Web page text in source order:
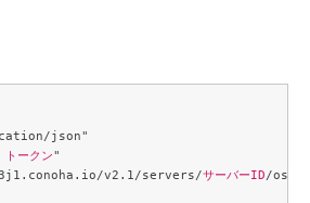
json"
トークン"
v2.1/servers/サーバーID/os-